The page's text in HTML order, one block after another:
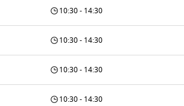
10:30 - 14:30
10:30 - 14:30
10:30 - 14:30
10:30 - 14:30